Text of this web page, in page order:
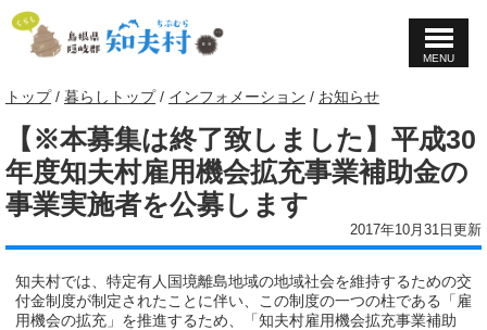
このページの本文へ
MENU
現
位
置：
トップ/ 暮らしトップ/ インフォメーション / お知らせ
【※本募集は終了致しました】平成30
年度知夫村雇用機会拡充事業補助金の
事業実施者を公募します
2017年10月31日更新
知夫村では、特定有人国境離島地域の地域社会を維持するための交
付金制度が制定されたことに伴い、この制度の一つの柱である「雇
用機会の拡充」を推進するため、「知夫村雇用機会拡充事業補助